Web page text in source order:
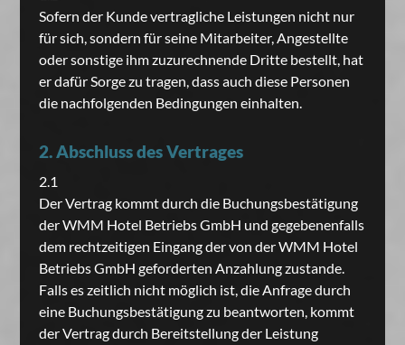
Sofern der Kunde vertragliche Leistungen nicht nur
für sich, sondern für seine Mitarbeiter, Angestellte
oder sonstige ihm zuzurechnende Dritte bestellt, hat
er dafür Sorge zu tragen, dass auch diese Personen
die nachfolgenden Bedingungen einhalten.
2. Abschluss des Vertrages
2.1
Der Vertrag kommt durch die Buchungsbestätigung
der WMM Hotel Betriebs GmbH und gegebenenfalls
dem rechtzeitigen Eingang der von der WMM Hotel
Betriebs GmbH geforderten Anzahlung zustande.
Falls es zeitlich nicht möglich ist, die Anfrage durch
eine Buchungsbestätigung zu beantworten, kommt
der Vertrag durch Bereitstellung der Leistung